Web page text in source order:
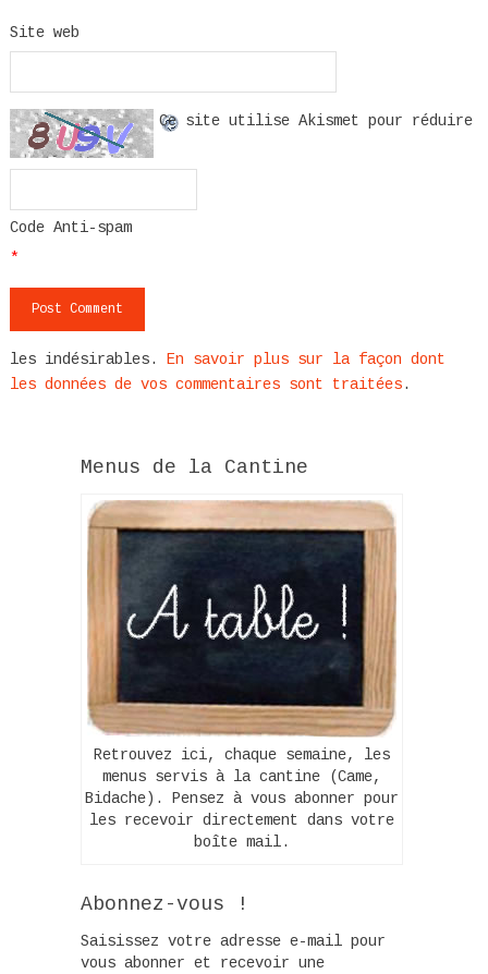
Site web
Code Anti-spam
*
Ce site utilise Akismet pour réduire
les indésirables.
En savoir plus sur la façon dont
les données de vos commentaires sont traitées.
Menus de la Cantine
Retrouvez ici, chaque semaine, les
menus servis à la cantine (Came,
Bidache). Pensez à vous abonner pour
les recevoir directement dans votre
boîte mail.
Abonnez-vous !
Saisissez votre adresse e-mail pour
vous abonner et recevoir une